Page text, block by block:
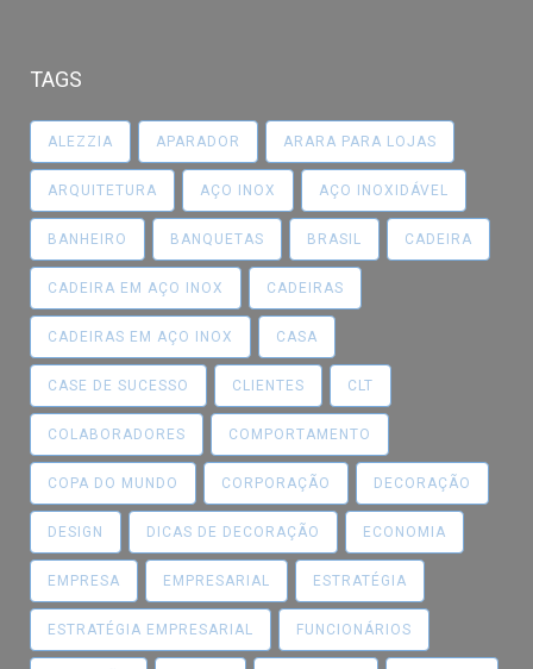
TAGS
ALEZZIA APARADOR ARARA PARA LOJAS
ARQUITETURA AÇO INOX AÇO INOXIDÁVEL
BANHEIRO BANQUETAS BRASIL CADEIRA
CADEIRA EM AÇO INOX CADEIRAS
CADEIRAS EM AÇO INOX CASA
CASE DE SUCESSO CLIENTES CLT
COLABORADORES COMPORTAMENTO
COPA DO MUNDO CORPORAÇÃO DECORAÇÃO
DESIGN DICAS DE DECORAÇÃO ECONOMIA
EMPRESA EMPRESARIAL ESTRATÉGIA
ESTRATÉGIA EMPRESARIAL FUNCIONÁRIOS